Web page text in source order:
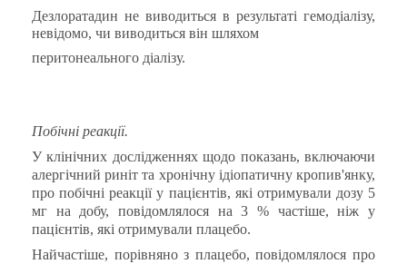
Дезлоратадин не виводиться в результаті гемодіалізу,
невідомо, чи виводиться він шляхом
перитонеального діалізу.
Побічні реакції.
У клінічних дослідженнях щодо показань, включаючи
алергічний риніт та хронічну ідіопатичну кропив'янку,
про побічні реакції у пацієнтів, які отримували дозу 5
мг на добу, повідомлялося на 3 % частіше, ніж у
пацієнтів, які отримували плацебо.
Найчастіше, порівняно з плацебо, повідомлялося про